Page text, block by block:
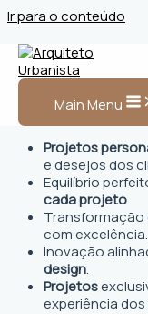
Ir para o conteúdo
Main Menu
Arquiteto
Barra do
Projetos
e desejos dos
Equilíbrio
cada projeto.
Transformação
com excelência.
Inovação
design.
Projetos
experiência dos